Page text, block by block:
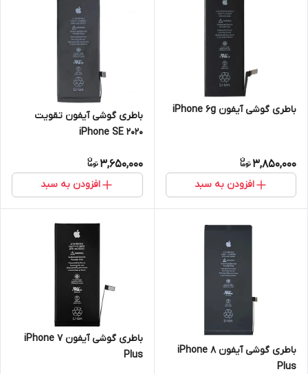
باطری گوشی آیفون iPhone 6g
3,850,000
افزودن به سبد
باطری گوشی آیفون تقویت
iPhone SE 2020
3,650,000
افزودن به سبد
باطری گوشی آیفون iPhone 8
Plus
باطری گوشی آیفون iPhone 7
Plus